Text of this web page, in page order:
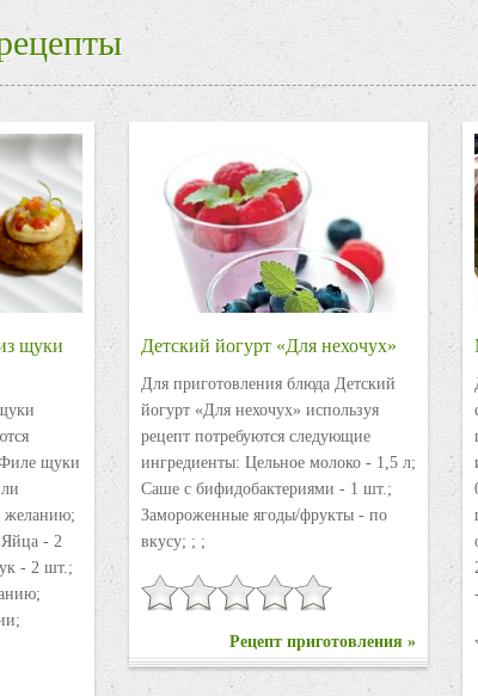
щуки
щуки
желанию;
- 2
- 2 шт.;
Детский йогурт «Для нехочух»
Для приготовления блюда Детский
йогурт «Для нехочух» используя
рецепт потребуются следующие
ингредиенты: Цельное молоко - 1,5 л;
Саше с бифидобактериями - 1 шт.;
Замороженные ягоды/фрукты - по
вкусу; ; ;
Рецепт приготовления »